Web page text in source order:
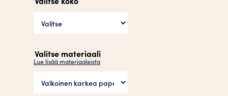
Valitse materiaali
Lue lisää materiaaleista